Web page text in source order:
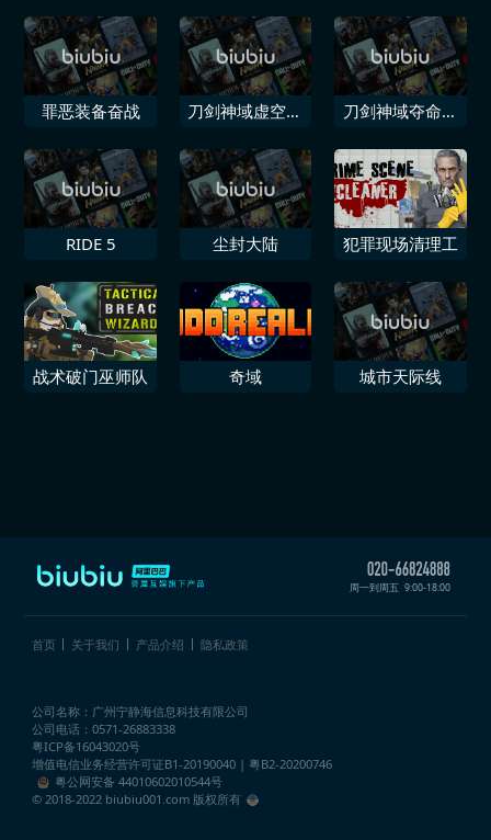
罪恶装备奋战
刀剑神域虚空幻
刀剑神域夺命凶
RIDE 5 尘封大陆 犯罪现场清理工
战术破门巫师队 奇域 城市天际线
周一到周五 9:00-18:00
首页 关于我们 产品介绍 隐私政策
公司名称：广州宁静海信息科技有限公司
公司电话：0571-26883338
粤ICP备16043020号
增值电信业务经营许可证B1-20190040 | 粤B2-20200746
粤公网安备 44010602010544号
© 2018-2022 biubiu001.com 版权所有